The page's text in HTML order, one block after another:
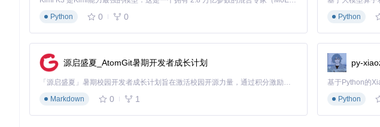
效果：精度与效率的提升
手部关键点模型：从2D到3D的精准回归
挑战：关键点预测的不确定性
手部21个关键点的精确预测面临两大挑战：如何处理自遮挡导致的信息缺失，以及如何从单目
创新：多源数据融合与3D表示学习
Python
0 0
Python
源启盛夏_AtomGit暑期开发者成长计划
「源启盛夏」暑期校园开发者成长计划旨在激活校园开源力量，通过积分激励、认证扶持、资源倾斜等形式，引导高校组织和开发者完成「入驻 — 建项目 — 做贡献 — 获认证 — 得资源」的完整闭环。无论你是想带领社团入驻平台的组织者，还是希望用代码贡献证明自己的开发者，都能在这里找到属于你的成长路径。
Markdown
0 1
py-
Python